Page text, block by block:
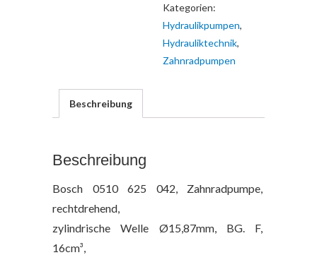
Kategorien:
Hydraulikpumpen,
Hydrauliktechnik,
Zahnradpumpen
Beschreibung
Beschreibung
Bosch 0510 625 042, Zahnradpumpe,
rechtdrehend,
zylindrische Welle Ø15,87mm, BG. F,
16cm³,